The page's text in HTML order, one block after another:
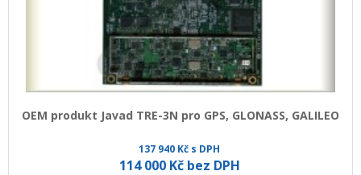
OEM produkt Javad TRE-3N pro GPS, GLONASS, GALILEO
137 940 Kč s DPH
114 000 Kč bez DPH